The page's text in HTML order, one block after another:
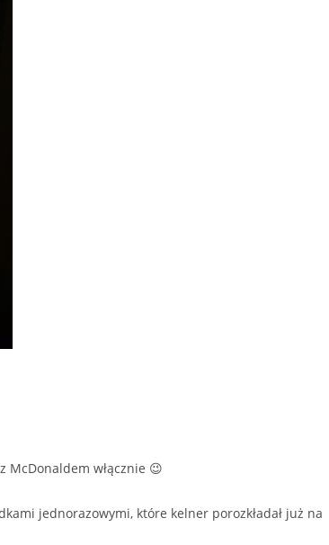
McDonaldem włącznie 😉
jednorazowymi, które kelner porozkładał już na